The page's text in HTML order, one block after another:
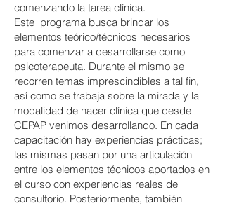
comenzando la tarea clínica.
Este programa busca brindar los
elementos teórico/técnicos necesarios
para comenzar a desarrollarse como
psicoterapeuta. Durante el mismo se
recorren temas imprescindibles a tal fin,
así como se trabaja sobre la mirada y la
modalidad de hacer clínica que desde
CEPAP venimos desarrollando. En cada
capacitación hay experiencias prácticas;
las mismas pasan por una articulación
entre los elementos técnicos aportados en
el curso con experiencias reales de
consultorio. Posteriormente, también